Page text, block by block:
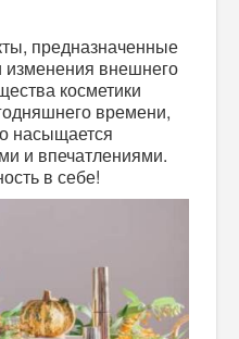
предназначенные
внешнего
косметики
времени,
насыщается
и впечатлениями.
в себе!